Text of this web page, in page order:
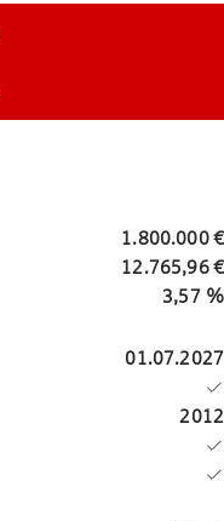
1.800.000 €
12.765,96 €
3,57 %
01.07.2027
2012